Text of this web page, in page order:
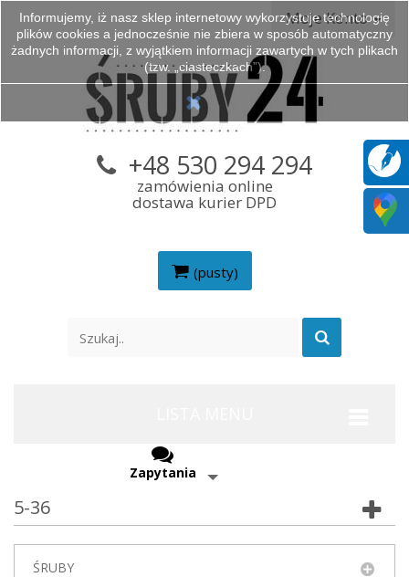
Moje Konto
(pusty)
+48 530 294 294
zamówienia online
dostawa kurier DPD
Zapytania
5-36
ŚRUBY
Informujemy, iż nasz sklep internetowy wykorzystuje technologię
plików cookies a jednocześnie nie zbiera w sposób automatyczny
żadnych informacji, z wyjątkiem informacji zawartych w tych plikach
(tzw. „ciasteczkach”).